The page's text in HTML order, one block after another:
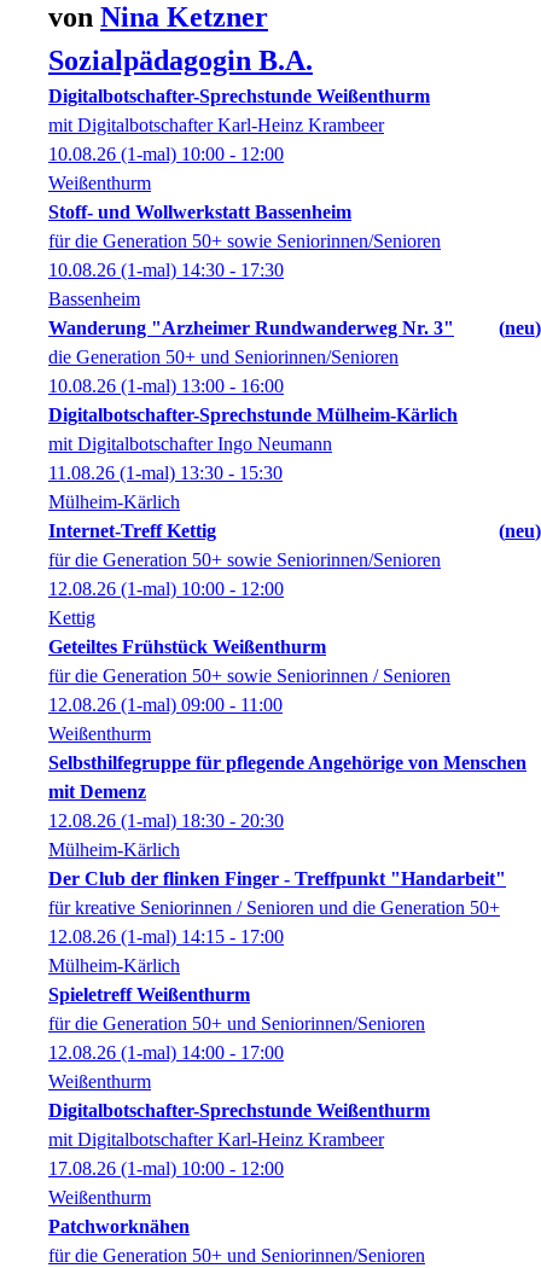
von Nina Ketzner
Sozialpädagogin B.A.
Digitalbotschafter-Sprechstunde Weißenthurm
mit Digitalbotschafter Karl-Heinz Krambeer
10.08.26 (1-mal) 10:00 - 12:00
Weißenthurm
Stoff- und Wollwerkstatt Bassenheim
für die Generation 50+ sowie Seniorinnen/Senioren
10.08.26 (1-mal) 14:30 - 17:30
Bassenheim
Wanderung "Arzheimer Rundwanderweg Nr. 3"
neu
die Generation 50+ und Seniorinnen/Senioren
10.08.26 (1-mal) 13:00 - 16:00
Digitalbotschafter-Sprechstunde Mülheim-Kärlich
mit Digitalbotschafter Ingo Neumann
11.08.26 (1-mal) 13:30 - 15:30
Mülheim-Kärlich
Internet-Treff Kettig
neu
für die Generation 50+ sowie Seniorinnen/Senioren
12.08.26 (1-mal) 10:00 - 12:00
Kettig
Geteiltes Frühstück Weißenthurm
für die Generation 50+ sowie Seniorinnen / Senioren
12.08.26 (1-mal) 09:00 - 11:00
Weißenthurm
Selbsthilfegruppe für pflegende Angehörige von Menschen
mit Demenz
12.08.26 (1-mal) 18:30 - 20:30
Mülheim-Kärlich
Der Club der flinken Finger - Treffpunkt "Handarbeit"
für kreative Seniorinnen / Senioren und die Generation 50+
12.08.26 (1-mal) 14:15 - 17:00
Mülheim-Kärlich
Spieletreff Weißenthurm
für die Generation 50+ und Seniorinnen/Senioren
12.08.26 (1-mal) 14:00 - 17:00
Weißenthurm
Digitalbotschafter-Sprechstunde Weißenthurm
mit Digitalbotschafter Karl-Heinz Krambeer
17.08.26 (1-mal) 10:00 - 12:00
Weißenthurm
Patchworknähen
für die Generation 50+ und Seniorinnen/Senioren